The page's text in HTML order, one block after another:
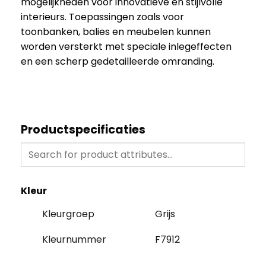
interieurs. Toepassingen zoals voor
toonbanken, balies en meubelen kunnen
worden versterkt met speciale inlegeffecten
en een scherp gedetailleerde omranding.
Productspecificaties
Kleur
Kleurgroep
Grijs
Kleurnummer
F7912